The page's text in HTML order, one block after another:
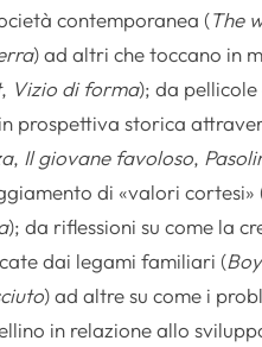
contemporanea (The
) ad altri che toccano in
, Vizio di forma); da
prospettiva storica
, Il giovane favoloso,
di «valori cortesi»
); da riflessioni su come la
dai legami familiari (
) ad altre su come i
in relazione allo